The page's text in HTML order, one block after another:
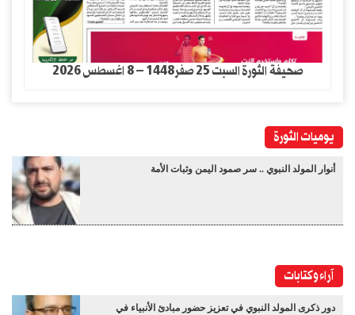
صحيفة الثورة السبت 25 صفر1448 – 8 اغسطس 2026
يوميات الثورة
أنوار المولد النبوي .. سر صمود اليمن وثبات الأمة
آراء وكتابات
دور ذكرى المولد النبوي في تعزيز حضور مبادئ الأنبياء في